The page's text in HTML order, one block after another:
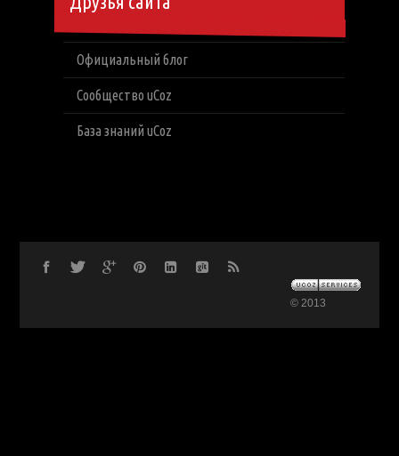
Официальный блог
Сообщество uCoz
База знаний uCoz
© 2013